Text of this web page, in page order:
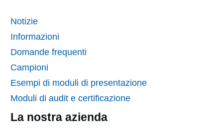
Notizie
Informazioni
Domande frequenti
Campioni
Esempi di moduli di presentazione
Moduli di audit e certificazione
La nostra azienda